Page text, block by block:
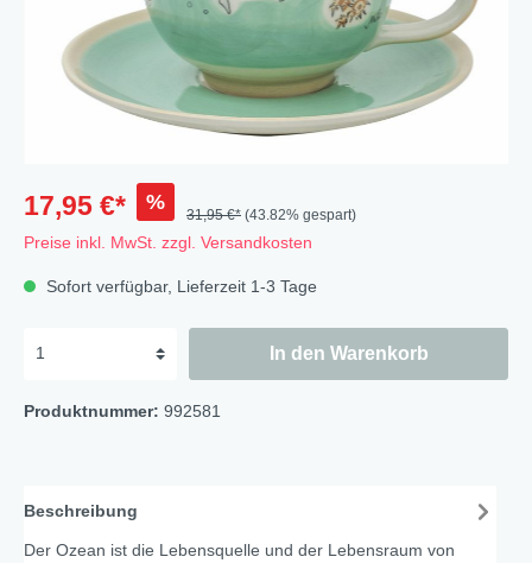
17,95 €* %
31,95 €* (43.82% gespart)
Preise inkl. MwSt. zzgl. Versandkosten
Sofort verfügbar, Lieferzeit 1-3 Tage
In den Warenkorb
Produktnummer: 992581
Beschreibung
Der Ozean ist die Lebensquelle und der Lebensraum von